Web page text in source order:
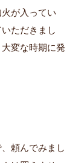
が入ってい
ただきまし
変な時期に発
頼んでみまし